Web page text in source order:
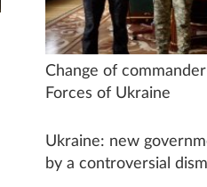
Change of
Forces of Ukraine
Ukraine: new
by a controversial